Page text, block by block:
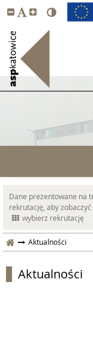
Dane prezentowane na
rekrutację, aby
wybierz rekrutację
Aktualności
Aktualności